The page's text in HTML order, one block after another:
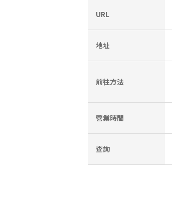
URL
地址
前往方法
營業時間
查詢